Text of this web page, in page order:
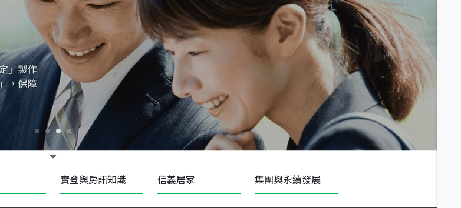
年 07 月 成交
四維天廈
新竹市新竹市四維路
總價
490萬
115 月 成交
菁英典藏
新竹市新竹市慈祥路
1,808
實登與房訊知識 信義居家 集團與永續發展